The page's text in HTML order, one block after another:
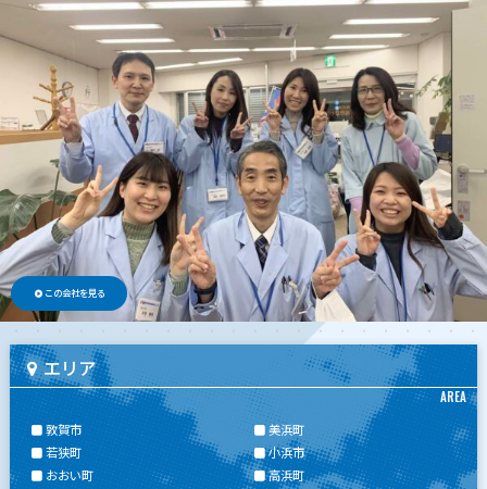
この会社を見る
エリア
AREA
敦賀市
美浜町
若狭町
小浜市
おおい町
高浜町